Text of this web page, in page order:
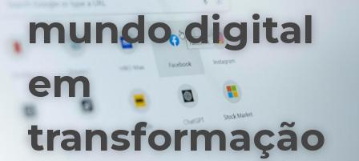
mundo digital
em
transformação